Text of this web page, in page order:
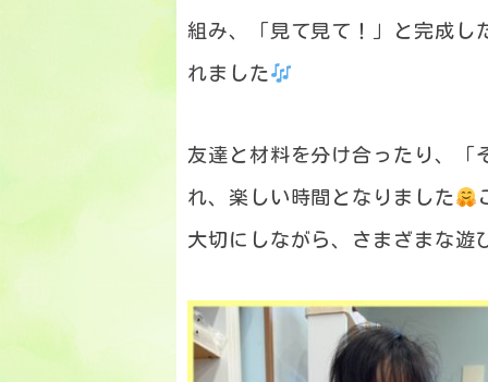
組み、「見て見て！」と完成し
れました
友達と材料を分け合ったり、「
れ、楽しい時間となりました
大切にしながら、さまざまな遊